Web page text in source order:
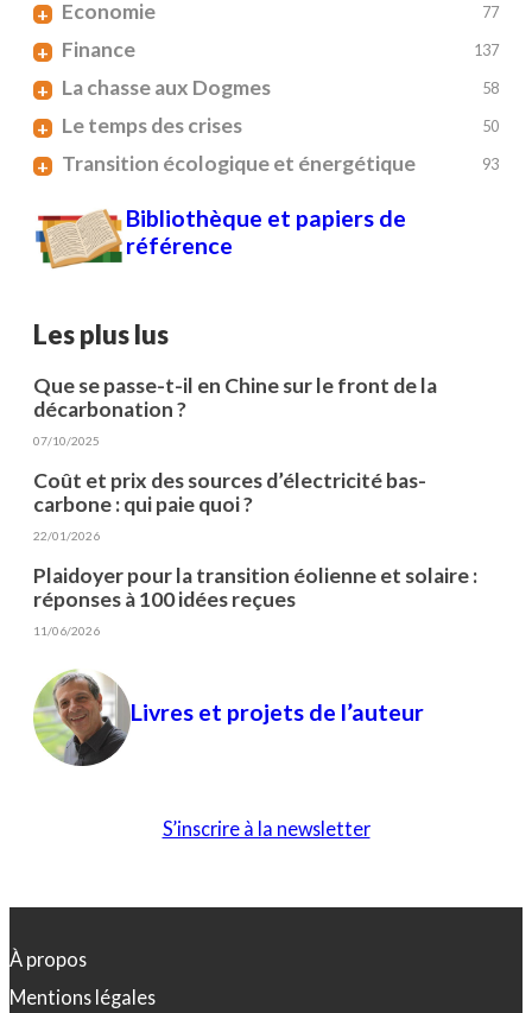
+ Economie 77
+ Finance 137
+ La chasse aux Dogmes 58
+ Le temps des crises 50
+ Transition écologique et énergétique 93
Bibliothèque et papiers de
référence
Les plus lus
Que se passe-t-il en Chine sur le front de la
décarbonation ?
07/10/2025
Coût et prix des sources d’électricité bas-
carbone : qui paie quoi ?
22/01/2026
Plaidoyer pour la transition éolienne et solaire :
réponses à 100 idées reçues
11/06/2026
Livres et projets de l’auteur
S’inscrire à la newsletter
À propos
Mentions légales